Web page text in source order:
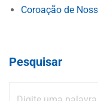
Coroação de
Pesquisar